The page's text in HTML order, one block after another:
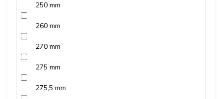
250 mm
260 mm
270 mm
275 mm
275,5 mm